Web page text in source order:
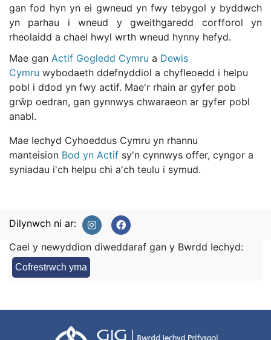
gan fod hyn yn ei gwneud yn fwy tebygol y byddwch
yn parhau i wneud y gweithgaredd corfforol yn
rheolaidd a chael hwyl wrth wneud hynny hefyd. ​
Mae gan Actif Gogledd Cymru a Dewis
Cymru wybodaeth ddefnyddiol a chyfleoedd i helpu
pobl i ddod yn fwy actif. Mae'r rhain ar gyfer pob
grŵp oedran, gan gynnwys chwaraeon ar gyfer pobl
anabl. ​
Mae Iechyd Cyhoeddus Cymru yn rhannu
manteision Bod yn Actif sy'n cynnwys offer, cyngor a
syniadau i'ch helpu chi a'ch teulu i symud. ​
Dilynwch ni ar:
Cael y newyddion diweddaraf gan y Bwrdd Iechyd:
Cofrestrwch yma